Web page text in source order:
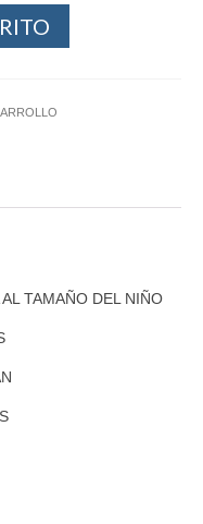
TAMAÑO DEL NIÑO